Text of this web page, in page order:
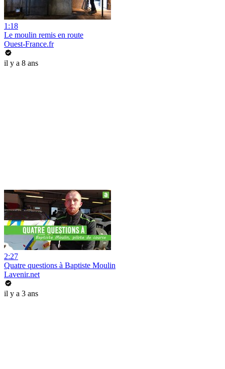
1:18
Le moulin remis en route
Ouest-France.fr
il y a 8 ans
2:27
Quatre questions à Baptiste Moulin
Lavenir.net
il y a 3 ans